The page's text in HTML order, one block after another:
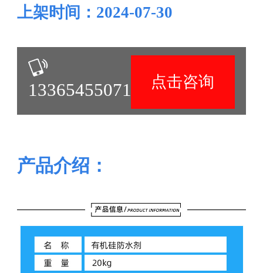
上架时间：2024-07-30
13365455071 点击咨询
产品介绍：